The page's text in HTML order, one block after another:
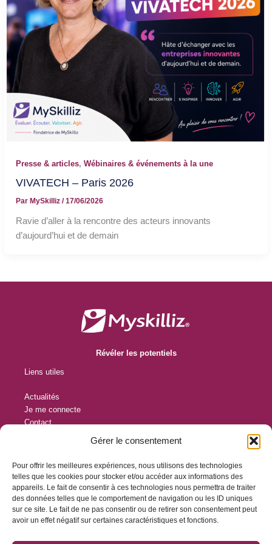
Gérer le consentement
Pour offrir les meilleures expériences, nous utilisons des technologies
telles que les cookies pour stocker et/ou accéder aux informations des
appareils. Le fait de consentir à ces technologies nous permettra de traiter
des données telles que le comportement de navigation ou les ID uniques
sur ce site. Le fait de ne pas consentir ou de retirer son consentement peut
avoir un effet négatif sur certaines caractéristiques et fonctions.
Presse & articles,Wébinaires & événements à la une
VIVATECH – Paris 2026
ParMySkilliz/17/06/2026
Ravie d’aller à la rencontre des acteurs innovants
d’aujourd’hui et de demain
Révéler les potentiels
Liens utiles
Actualités
Je me connecte
Contact
Contact
12 rue des Frères Lumière
44119 Trellières